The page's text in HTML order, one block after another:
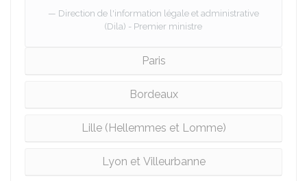
Direction de l'information légale et administrative
(Dila) - Premier ministre
Paris
Bordeaux
Lille (Hellemmes et Lomme)
Lyon et Villeurbanne